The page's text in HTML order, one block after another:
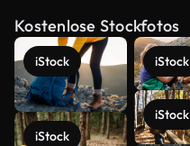
Kostenlose Stockfotos
iStock
iStock
iStock
iStock